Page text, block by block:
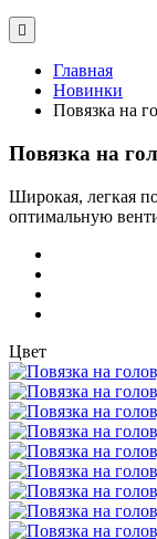

Главная
Новинки
Повязка на
Повязка на
Широкая, легкая
оптимальную
Цвет